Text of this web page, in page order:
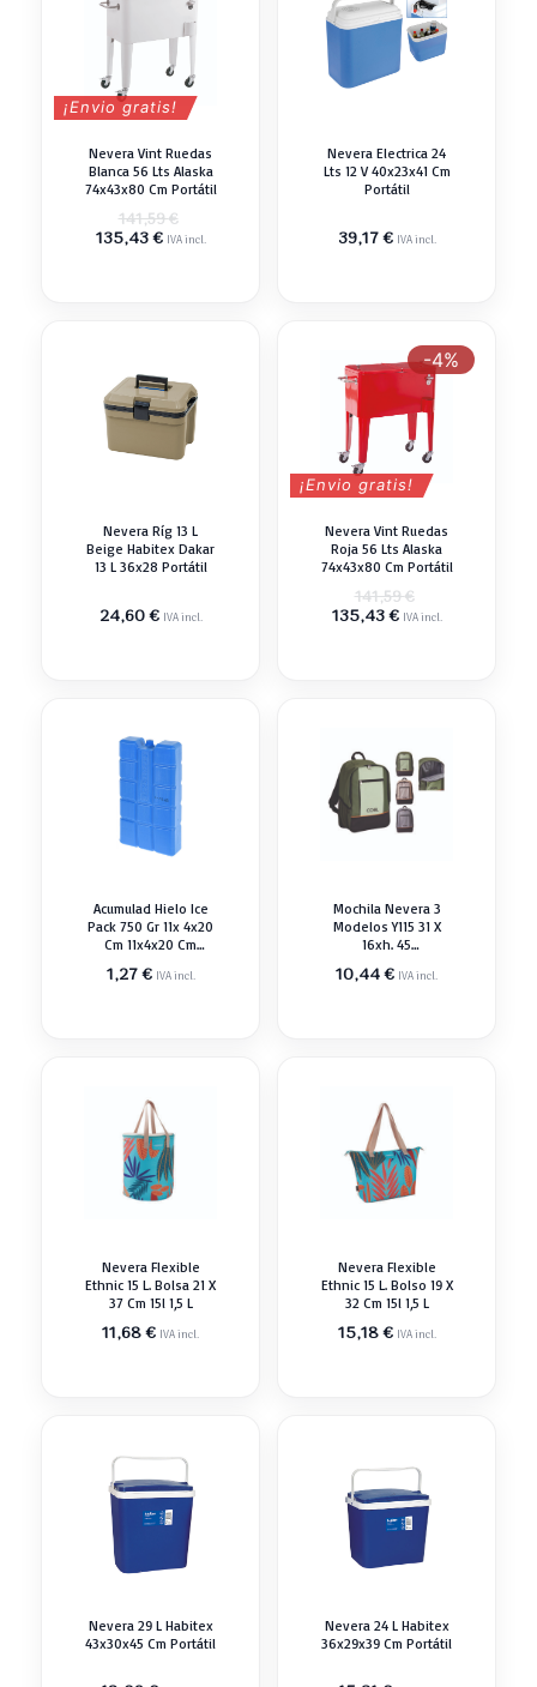
¡Envio gratis!
Nevera Vint Ruedas
Blanca 56 Lts Alaska
74x43x80 Cm Portátil
141,59€
precio
135,43€ElIVA incl.
Nevera Electrica 24
Lts 12 V 40x23x41 Cm
Portátil
39,17€ IVA incl.
Nevera Ríg 13 L
Beige Habitex Dakar
13 L 36x28 Portátil
24,60€ IVA incl.
-4%
¡Envio gratis!
Nevera Vint Ruedas
Roja 56 Lts Alaska
74x43x80 Cm Portátil
141,59€
precio
135,43€ElIVA incl.
Acumulad Hielo Ice
Pack 750 Gr 11x 4x20
Cm 11x4x20 Cm
1,27€ IVA incl.
Mochila Nevera 3
Modelos Y115 31 X
16xh. 45
Litros
10,44€ IVA incl.
Nevera Flexible
Ethnic 15 L. Bolsa 21 X
37 Cm 15l 1,5 L
11,68€ IVA incl.
Nevera Flexible
Ethnic 15 L. Bolso 19 X
32 Cm 15l 1,5 L
15,18€ IVA incl.
Nevera 29 L Habitex
43x30x45 Cm Portátil
Nevera 24 L Habitex
36x29x39 Cm Portátil